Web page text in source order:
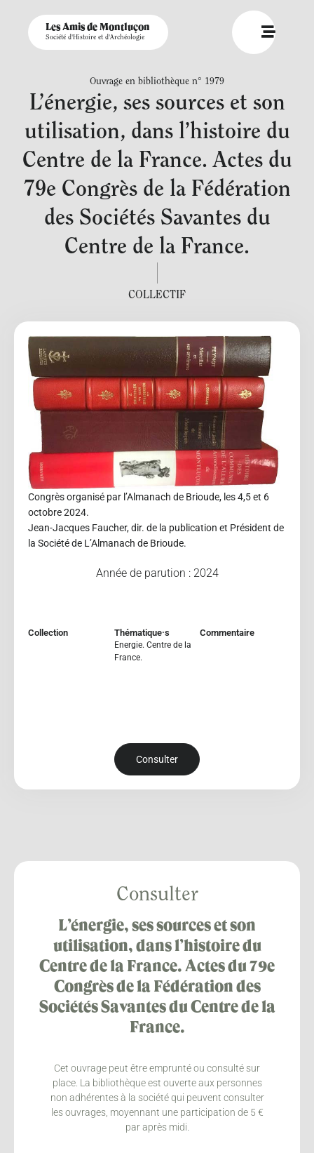
Les Amis de Montluçon
Société d'Histoire et d'Archéologie
Ouvrage en bibliothèque n° 1979
L’énergie, ses sources et son
utilisation, dans l’histoire du
Centre de la France. Actes du
79e Congrès de la Fédération
des Sociétés Savantes du
Centre de la France.
COLLECTIF
Congrès organisé par l’Almanach de Brioude, les 4,5 et 6
octobre 2024.
Jean-Jacques Faucher, dir. de la publication et Président de
la Société de L’Almanach de Brioude.
Année de parution : 2024
Collection Thématique·s
Energie. Centre de la
France.
Commentaire
Consulter
Consulter
L’énergie, ses sources et son
utilisation, dans l’histoire du
Centre de la France. Actes du 79e
Congrès de la Fédération des
Sociétés Savantes du Centre de la
France.
Cet ouvrage peut être emprunté ou consulté sur
place. La bibliothèque est ouverte aux personnes
non adhérentes à la société qui peuvent consulter
les ouvrages, moyennant une participation de 5 €
par après midi.